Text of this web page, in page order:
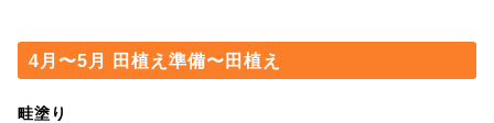
4月〜5月 田植え準備〜田植え
畦塗り